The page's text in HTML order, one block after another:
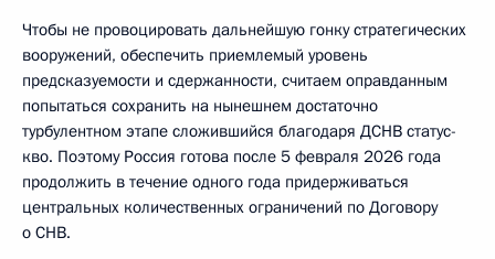
Чтобы не провоцировать дальнейшую гонку стратегических
вооружений, обеспечить приемлемый уровень
предсказуемости и сдержанности, считаем оправданным
попытаться сохранить на нынешнем достаточно
турбулентном этапе сложившийся благодаря ДСНВ статус-
кво. Поэтому Россия готова после 5 февраля 2026 года
продолжить в течение одного года придерживаться
центральных количественных ограничений по Договору
о СНВ.